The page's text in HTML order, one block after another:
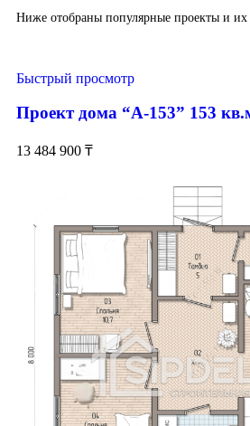
Ниже отобраны популярные проекты и
Быстрый просмотр
Проект дома “А-153” 153
13 484 900 ₸